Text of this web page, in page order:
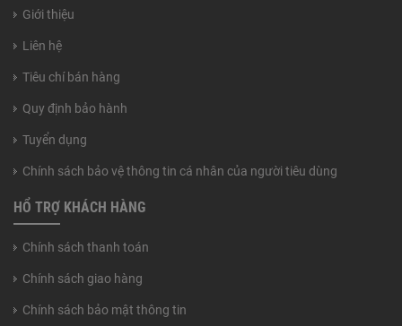
Giới thiệu
Liên hệ
Tiêu chí bán hàng
Quy định bảo hành
Tuyển dụng
Chính sách bảo vệ thông tin cá nhân của người tiêu dùng
HỔ TRỢ KHÁCH HÀNG
Chính sách thanh toán
Chính sách giao hàng
Chính sách bảo mật thông tin